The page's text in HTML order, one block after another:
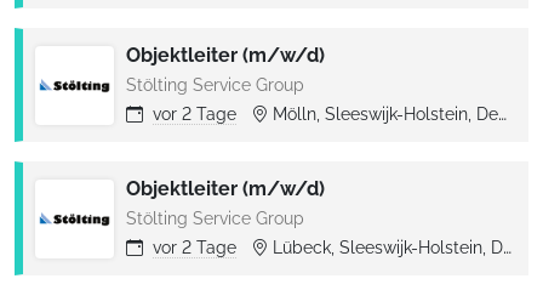
Objektleiter (m/w/d)
Stölting Service Group
vor 2 Tage Mölln, Sleeswijk-Holstein, Deutschland
Objektleiter (m/w/d)
Stölting Service Group
vor 2 Tage Lübeck, Sleeswijk-Holstein, Deutschland